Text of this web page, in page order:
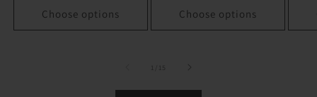
Choose options Choose options